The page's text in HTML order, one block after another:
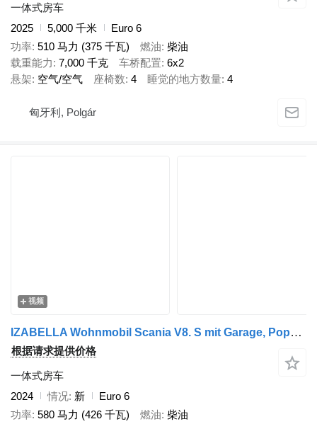
一体式房车
2025
5,000 千米
Euro 6
功率 510 马力 (375 千瓦) 燃油 柴油
载重能力 7,000 千克 车桥配置 6x2
悬架 空气/空气 座椅数 4 睡觉的地方数量 4
匈牙利, Polgár
视频
IZABELLA Wohnmobil Scania V8. S mit Garage, PopOut und Sauna
根据请求提供价格
一体式房车
2024
情况 新
Euro 6
功率 580 马力 (426 千瓦) 燃油 柴油